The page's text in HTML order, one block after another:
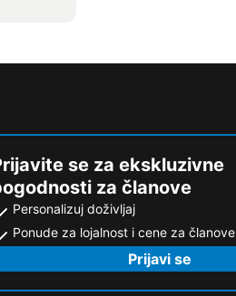
se za ekskluzivne
za članove
Personalizuj doživljaj
Ponude za lojalnost i cene za članove
Prijavi se